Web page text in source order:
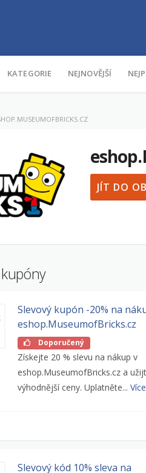
KATEGORIE NEJNOVĚJŠÍ
JÍT DO
Slevový kupón -20% na
eshop.MuseumofBricks.cz
Doporučený
Získejte 20 % slevu na nákup v
eshop.MuseumofBricks.cz a
výhodnější ceny. Uplatněte... Více
Slevový kód 10% sleva na